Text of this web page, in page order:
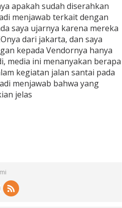
apakah sudah diserahkan
menjawab terkait dengan
saya ujarnya karena mereka
dari jakarta, dan saya
kepada Vendornya hanya
media ini menanyakan berapa
kegiatan jalan santai pada
menjawab bahwa yang
jelas